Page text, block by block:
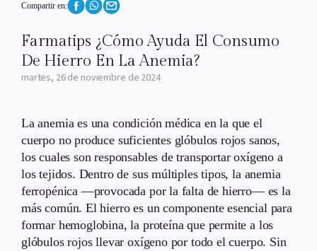
Compartir en:
Farmatips ¿Cómo Ayuda El Consumo
De Hierro En La Anemia?
martes, 26 de noviembre de 2024
La anemia es una condición médica en la que el
cuerpo no produce suficientes glóbulos rojos sanos,
los cuales son responsables de transportar oxígeno a
los tejidos. Dentro de sus múltiples tipos, la anemia
ferropénica —provocada por la falta de hierro— es la
más común. El hierro es un componente esencial para
formar hemoglobina, la proteína que permite a los
glóbulos rojos llevar oxígeno por todo el cuerpo. Sin